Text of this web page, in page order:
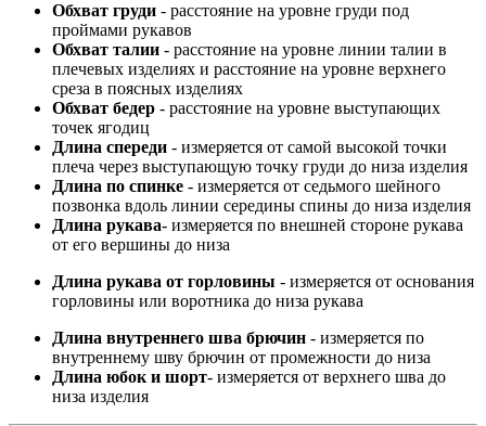
Обхват груди - расстояние на уровне груди под
проймами рукавов
Обхват талии - расстояние на уровне линии талии в
плечевых изделиях и расстояние на уровне верхнего
среза в поясных изделиях
Обхват бедер - расстояние на уровне выступающих
точек ягодиц
Длина спереди - измеряется от самой высокой точки
плеча через выступающую точку груди до низа изделия
Длина по спинке - измеряется от седьмого шейного
позвонка вдоль линии середины спины до низа изделия
Длина рукава- измеряется по внешней стороне рукава
от его вершины до низа
Длина рукава от горловины - измеряется от основания
горловины или воротника до низа рукава
Длина внутреннего шва брючин - измеряется по
внутреннему шву брючин от промежности до низа
Длина юбок и шорт- измеряется от верхнего шва до
низа изделия